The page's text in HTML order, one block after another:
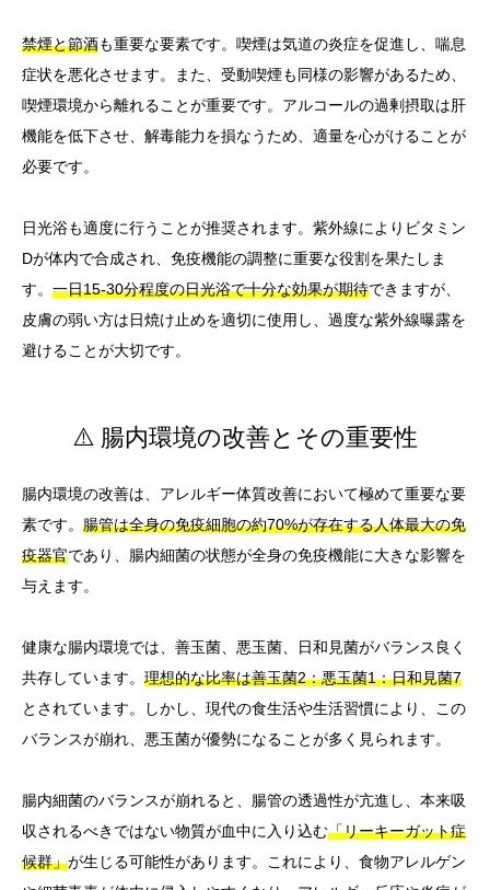
禁煙と節酒も重要な要素です。喫煙は気道の炎症を促進し、喘息
症状を悪化させます。また、受動喫煙も同様の影響があるため、
喫煙環境から離れることが重要です。アルコールの過剰摂取は肝
機能を低下させ、解毒能力を損なうため、適量を心がけることが
必要です。
日光浴も適度に行うことが推奨されます。紫外線によりビタミン
Dが体内で合成され、免疫機能の調整に重要な役割を果たしま
す。 一日15-30分程度の日光浴で十分な効果が期待できますが、
皮膚の弱い方は日焼け止めを適切に使用し、過度な紫外線曝露を
避けることが大切です。
⚠️ 腸内環境の改善とその重要性
腸内環境の改善は、アレルギー体質改善において極めて重要な要
素です。 腸管は全身の免疫細胞の約70%が存在する人体最大の免
疫器官であり、腸内細菌の状態が全身の免疫機能に大きな影響を
与えます。
健康な腸内環境では、善玉菌、悪玉菌、日和見菌がバランス良く
共存しています。 理想的な比率は善玉菌2：悪玉菌1：日和見菌7
とされています。しかし、現代の食生活や生活習慣により、この
バランスが崩れ、悪玉菌が優勢になることが多く見られます。
腸内細菌のバランスが崩れると、腸管の透過性が亢進し、本来吸
収されるべきではない物質が血中に入り込む「リーキーガット症
候群」が生じる可能性があります。これにより、食物アレルゲン